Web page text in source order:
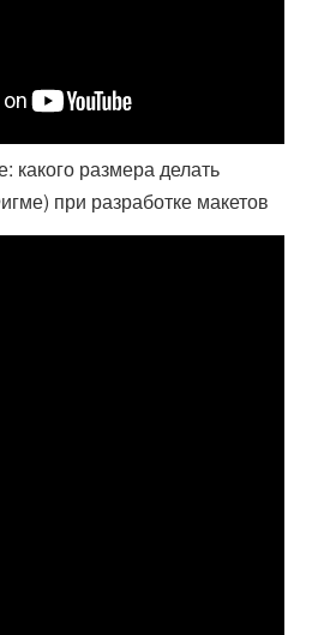
какого размера делать
при разработке макетов